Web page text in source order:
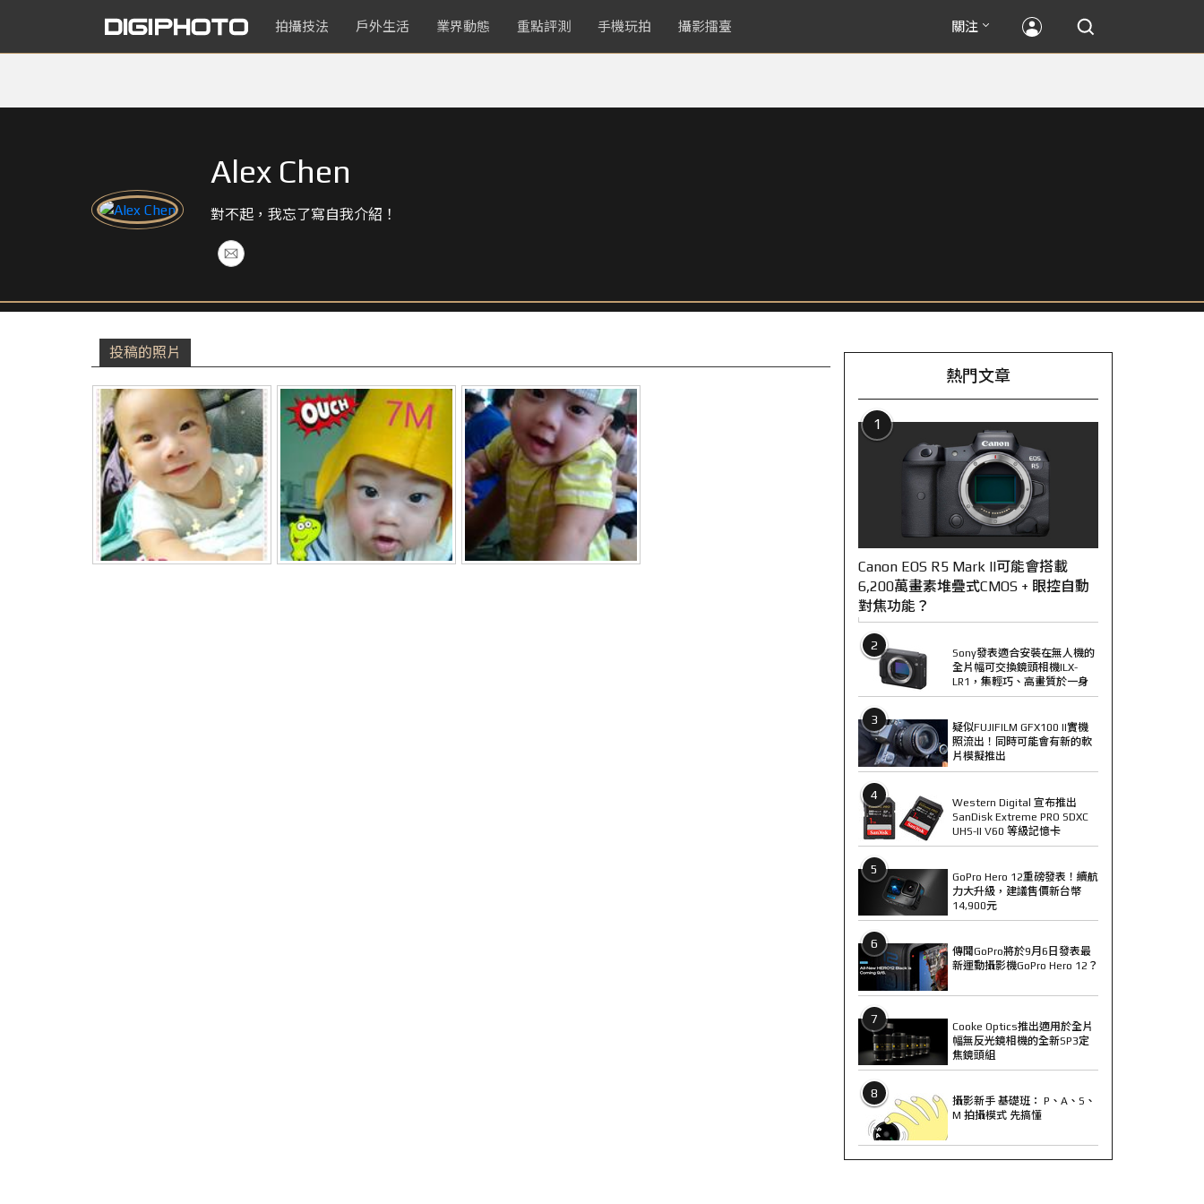
拍攝技法 戶外生活 業界動態 重點評測 手機玩拍 攝影擂臺 關注
Alex Chen
對不起，我忘了寫自我介紹！
投稿的照片
熱門文章
1
Canon EOS R5 Mark II可能會搭載
6,200萬畫素堆疊式CMOS + 眼控自動
對焦功能？
2
Sony發表適合安裝在無人機的
全片幅可交換鏡頭相機ILX-
LR1，集輕巧、高畫質於一身
3
疑似FUJIFILM GFX100 II實機
照流出！同時可能會有新的軟
片模擬推出
4
Western Digital 宣布推出
SanDisk Extreme PRO SDXC
UHS-II V60 等級記憶卡
5
GoPro Hero 12重磅發表！續航
力大升級，建議售價新台幣
14,900元
6
傳聞GoPro將於9月6日發表最
新運動攝影機GoPro Hero 12？
7
Cooke Optics推出適用於全片
幅無反光鏡相機的全新SP3定
焦鏡頭組
8
攝影新手 基礎班： P、A、S、
M 拍攝模式 先搞懂